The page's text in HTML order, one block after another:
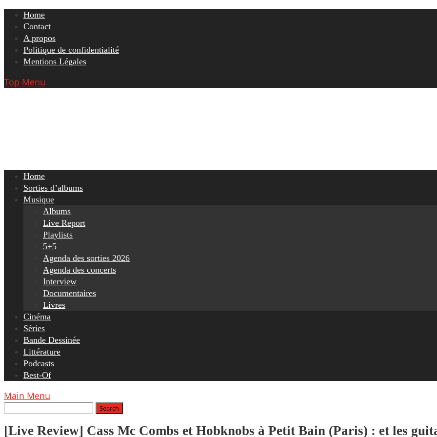
Skip
content
Home
Contact
A propos
Politique de confidentialité
Mentions Légales
Top Menu
Home
Sorties d’albums
Musique
Albums
Live Report
Playlists
5+5
Agenda des sorties 2026
Agenda des concerts
Interview
Documentaires
Livres
Cinéma
Séries
Bande Dessinée
Littérature
Podcasts
Best-Of
Main Menu
[Live Review] Cass Mc Combs et Hobknobs à Petit Bain (Paris) : et les